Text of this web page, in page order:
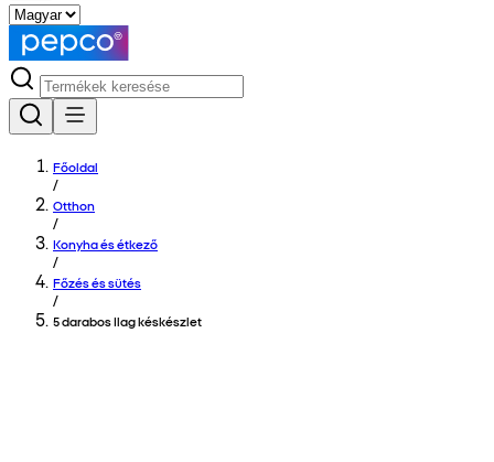
Főoldal
/
Otthon
/
Konyha és étkező
/
Főzés és sütés
/
5 darabos Ilag késkészlet